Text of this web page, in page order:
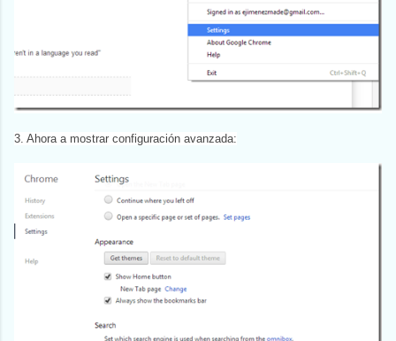
3. Ahora a mostrar configuración avanzada: